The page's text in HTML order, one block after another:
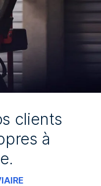
clients
à